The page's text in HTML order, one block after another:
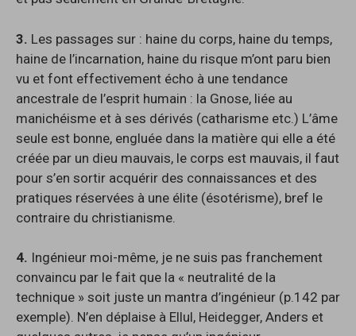
3. Les passages sur : haine du corps, haine du temps,
haine de l’incarnation, haine du risque m’ont paru bien
vu et font effectivement écho à une tendance
ancestrale de l’esprit humain : la Gnose, liée au
manichéisme et à ses dérivés (catharisme etc.) L’âme
seule est bonne, engluée dans la matière qui elle a été
créée par un dieu mauvais, le corps est mauvais, il faut
pour s’en sortir acquérir des connaissances et des
pratiques réservées à une élite (ésotérisme), bref le
contraire du christianisme.
4. Ingénieur moi-même, je ne suis pas franchement
convaincu par le fait que la « neutralité de la
technique » soit juste un mantra d’ingénieur (p.142 par
exemple). N’en déplaise à Ellul, Heidegger, Anders et